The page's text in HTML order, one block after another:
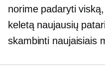
norime padaryti
keletą naujausių
skambinti naujaisiais